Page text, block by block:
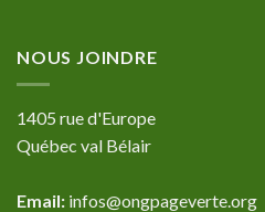
NOUS JOINDRE
1405 rue d'Europe
Québec val Bélair
Email: infos@ongpageverte.org